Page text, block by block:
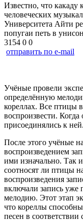
Известно, что
человеческих
Университета Айти
попугаи петь в
3154 0 0
отправить по e-mail
Учёные провели
определённую
кореллах. Все птицы
воспроизвести. Когда
присоединялись к ней.
После этого учёные
воспроизведением
ими изначально. Так
соотносят ли птицы
воспроизведения
включали запись уже
мелодию. Этот этап
что кореллы
песен в